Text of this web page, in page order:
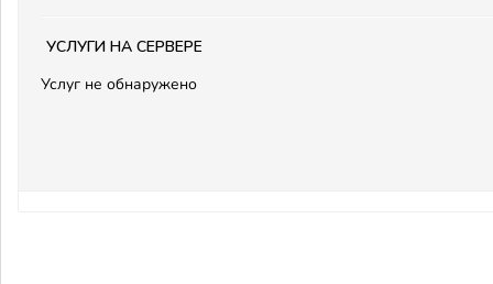
Услуги на сервере
Услуг не обнаружено